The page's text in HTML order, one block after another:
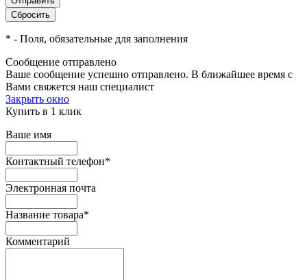
* - Поля, обязательные для заполнения
Сообщение отправлено
Ваше сообщение успешно отправлено. В ближайшее время с
Вами свяжется наш специалист
Закрыть окно
Купить в 1 клик
Ваше имя
Контактный телефон*
Электронная почта
Название товара*
Комментарий